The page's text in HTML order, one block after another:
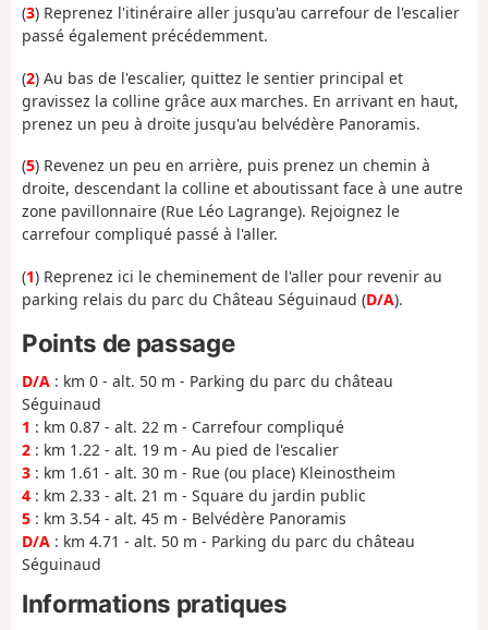
(3) Reprenez l'itinéraire aller jusqu'au carrefour de l'escalier
passé également précédemment.
(2) Au bas de l'escalier, quittez le sentier principal et
gravissez la colline grâce aux marches. En arrivant en haut,
prenez un peu à droite jusqu'au belvédère Panoramis.
(5) Revenez un peu en arrière, puis prenez un chemin à
droite, descendant la colline et aboutissant face à une autre
zone pavillonnaire (Rue Léo Lagrange). Rejoignez le
carrefour compliqué passé à l'aller.
(1) Reprenez ici le cheminement de l'aller pour revenir au
parking relais du parc du Château Séguinaud (D/A).
Points de passage
D/A : km 0 - alt. 50 m - Parking du parc du château
Séguinaud
1 : km 0.87 - alt. 22 m - Carrefour compliqué
2 : km 1.22 - alt. 19 m - Au pied de l'escalier
3 : km 1.61 - alt. 30 m - Rue (ou place) Kleinostheim
4 : km 2.33 - alt. 21 m - Square du jardin public
5 : km 3.54 - alt. 45 m - Belvédère Panoramis
D/A : km 4.71 - alt. 50 m - Parking du parc du château
Séguinaud
Informations pratiques